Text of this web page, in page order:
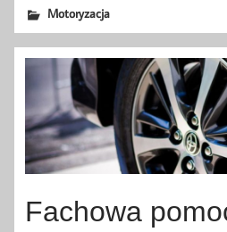
Motoryzacja
Fachowa